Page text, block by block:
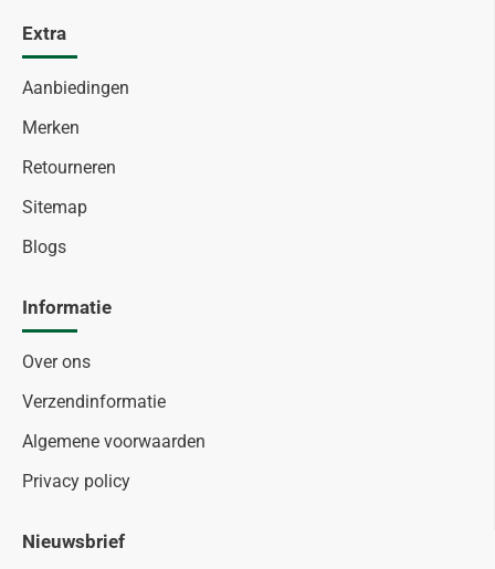
Extra
Aanbiedingen
Merken
Retourneren
Sitemap
Blogs
Informatie
Over ons
Verzendinformatie
Algemene voorwaarden
Privacy policy
Nieuwsbrief